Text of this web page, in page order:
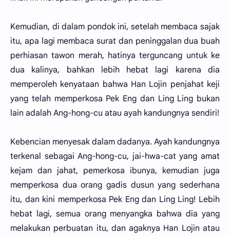
Kemudian, di dalam pondok ini, setelah membaca sajak
itu, apa lagi membaca surat dan peninggalan dua buah
perhiasan tawon merah, hatinya terguncang untuk ke
dua kalinya, bahkan lebih hebat lagi karena dia
memperoleh kenyataan bahwa Han Lojin penjahat keji
yang telah memperkosa Pek Eng dan Ling Ling bukan
lain adalah Ang-hong-cu atau ayah kandungnya sendiri!
Kebencian menyesak dalam dadanya. Ayah kandungnya
terkenal sebagai Ang-hong-cu, jai-hwa-cat yang amat
kejam dan jahat, pemerkosa ibunya, kemudian juga
memperkosa dua orang gadis dusun yang sederhana
itu, dan kini memperkosa Pek Eng dan Ling Ling! Lebih
hebat lagi, semua orang menyangka bahwa dia yang
melakukan perbuatan itu, dan agaknya Han Lojin atau